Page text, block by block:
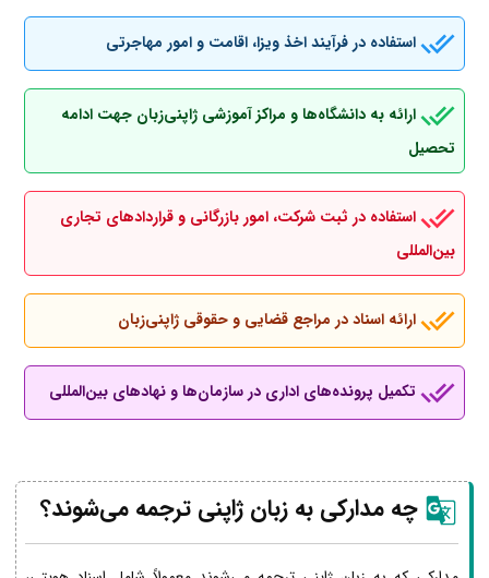
استفاده در فرآیند اخذ ویزا، اقامت و امور مهاجرتی
ارائه به دانشگاه‌ها و مراکز آموزشی ژاپنی‌زبان جهت ادامه
تحصیل
استفاده در ثبت شرکت، امور بازرگانی و قراردادهای تجاری
بین‌المللی
ارائه اسناد در مراجع قضایی و حقوقی ژاپنی‌زبان
تکمیل پرونده‌های اداری در سازمان‌ها و نهادهای بین‌المللی
چه مدارکی به زبان ژاپنی ترجمه می‌شوند؟